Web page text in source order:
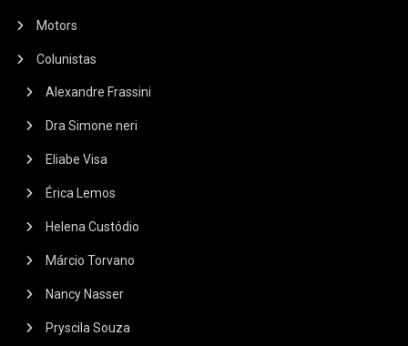
Motors
Colunistas
Alexandre Frassini
Dra Simone neri
Eliabe Visa
Érica Lemos
Helena Custódio
Márcio Torvano
Nancy Nasser
Pryscila Souza